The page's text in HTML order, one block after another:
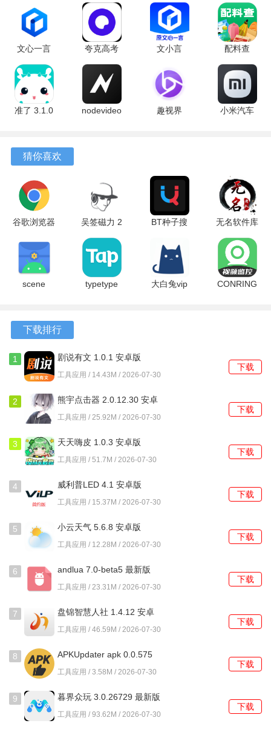
1、不仅支持常见的照片、联系人迁移，还能完整转移软件数
据及其登录状态，换机后无需重新配置。
2、可实时显示两部设备的剩余存储容量，并在传输前预估所
需空间，避免因空间不足导致传输中断。
3、对传输中断的情况做了优化，网络波动或意外退出后重新
软件功能
1、启动后在新旧设备上分别操作，通过扫描二维码或输入配
对码建立连接，之后便可自由勾选需要搬运的数据类型。
p>2、按照文件格式和来源路径，自动将导入的内容划分为图
片库、文档库、音频等几个大类，便于集中查看。
3、内置基础的媒体文件查看器，能直接预览大部分格式的图
片和视频，无需调用系统内其他程序。
4、提供简单的格式转换选项，例如将视频文件转换为更通用
的MP4格式，以适应不同设备的播放要求。
1、在新设备上启动程序，选择这是新手机选项，界面会生成
2、在旧设备上选择这是旧手机，打开扫描功能对准新设备的
二维码，两台设备便会建立本地连接。
3、连接成功后，旧设备会列出可传输的数据类别，如系统设
置、软件、照片视频等，根据需要勾选。
4、确认选择后开始传输，屏幕上会显示实时进度和传输速
度，整个过程保持两台设备屏幕常亮。
5、传输完毕后，新设备会提示重启部分系统服务以应用设
置，重启后即可正常使用所有迁移过来的数据。
文心一言
4.0
5.16.0.10
最新版
夸克高考
10.14.0.1115
最新版
文小言
安卓版
配料查
3.0.1 官方
版
准了 3.1.0
nodevideo
趣视界
小米汽车
猜你喜欢
谷歌浏览器
151.0.7922.29
最新版
吴签磁力 2
安卓版
BT种子搜
卓版
无名软件库
1.1 安卓版
scene
typetype
大白兔vip
CONRING
下载排行
1 剧说有文 1.0.1 安卓版
工具应用 / 14.43M / 2026-07-30
下载
2
熊宇点击器 2.0.12.30 安卓
版
工具应用 / 25.92M / 2026-07-30
下载
3 天天嗨皮 1.0.3 安卓版
工具应用 / 51.7M / 2026-07-30
下载
4 威利普LED 4.1 安卓版
工具应用 / 15.37M / 2026-07-30
下载
5 小云天气 5.6.8 安卓版
工具应用 / 12.28M / 2026-07-30
下载
6 andlua 7.0-beta5 最新版
工具应用 / 23.31M / 2026-07-30
下载
7
盘锦智慧人社 1.4.12 安卓
版
工具应用 / 46.59M / 2026-07-30
下载
8
APKUpdater apk 0.0.575
安卓版
工具应用 / 3.58M / 2026-07-30
下载
9 暮界众玩 3.0.26729 最新版
工具应用 / 93.62M / 2026-07-30
下载